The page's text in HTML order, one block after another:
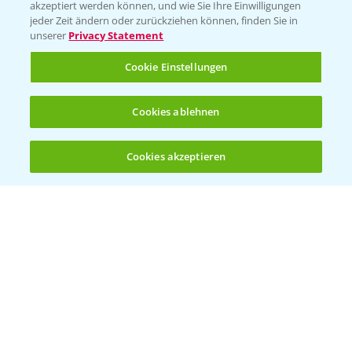
(noch 4)
T.+49 (0)174 346 564 1
KONTAKT
Hilfe in Notfällen
+49 (0)214/30-20220
akzeptiert werden können, und wie Sie Ihre Einwilligungen
jeder Zeit ändern oder zurückziehen können, finden Sie in
unserer Privacy Statement
Cookie Einstellungen
Cookies ablehnen
Cookies akzeptieren